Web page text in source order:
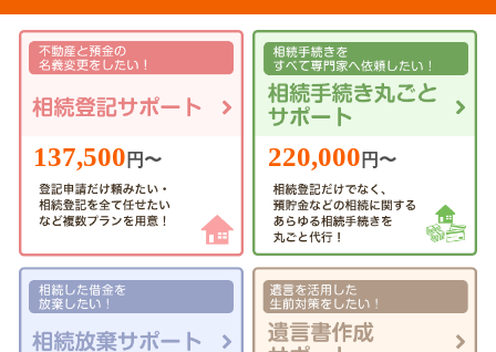
137,500 円〜 220,000 円〜